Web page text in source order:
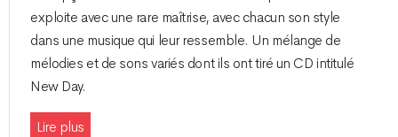
exploite avec une rare maîtrise, avec chacun son style
dans une musique qui leur ressemble. Un mélange de
mélodies et de sons variés dont ils ont tiré un CD intitulé
New Day.
Lire plus